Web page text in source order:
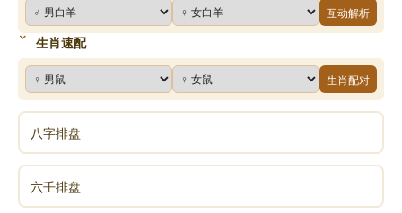
南无红燄(yàn)帝幢王佛
南无善游步功德佛
南无斗战胜佛
南无善游步佛
南无周匝(zā)庄严功德佛
南无宝华游步佛
互动解析
生肖速配
生肖配对
八字排盘
六壬排盘